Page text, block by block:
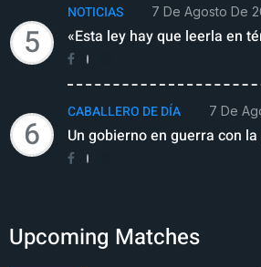
5
NOTICIAS 7 De Agosto De
«Esta ley hay que leerla en
6
CABALLERO DE DÍA 7 De
Un gobierno en guerra con
Upcoming Matches